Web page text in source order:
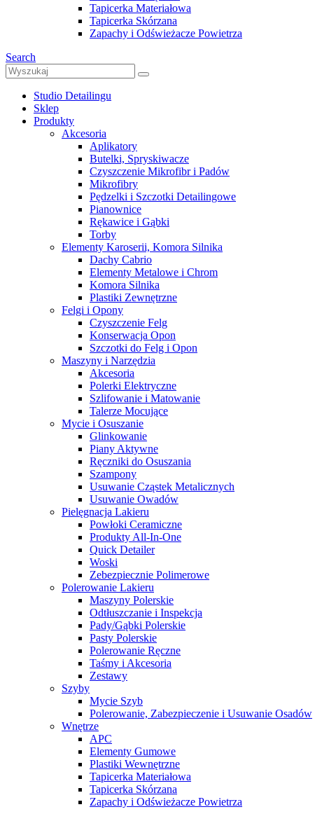
Tapicerka Materiałowa
Tapicerka Skórzana
Zapachy i Odświeżacze Powietrza
Search
Studio Detailingu
Sklep
Produkty
Akcesoria
Aplikatory
Butelki, Spryskiwacze
Czyszczenie Mikrofibr i Padów
Mikrofibry
Pędzelki i Szczotki Detailingowe
Pianownice
Rękawice i Gąbki
Torby
Elementy Karoserii, Komora Silnika
Dachy Cabrio
Elementy Metalowe i Chrom
Komora Silnika
Plastiki Zewnętrzne
Felgi i Opony
Czyszczenie Felg
Konserwacja Opon
Szczotki do Felg i Opon
Maszyny i Narzędzia
Akcesoria
Polerki Elektryczne
Szlifowanie i Matowanie
Talerze Mocujące
Mycie i Osuszanie
Glinkowanie
Piany Aktywne
Ręczniki do Osuszania
Szampony
Usuwanie Cząstek Metalicznych
Usuwanie Owadów
Pielęgnacja Lakieru
Powłoki Ceramiczne
Produkty All-In-One
Quick Detailer
Woski
Zebezpiecznie Polimerowe
Polerowanie Lakieru
Maszyny Polerskie
Odtłuszczanie i Inspekcja
Pady/Gąbki Polerskie
Pasty Polerskie
Polerowanie Ręczne
Taśmy i Akcesoria
Zestawy
Szyby
Mycie Szyb
Polerowanie, Zabezpieczenie i Usuwanie Osadów
Wnętrze
APC
Elementy Gumowe
Plastiki Wewnętrzne
Tapicerka Materiałowa
Tapicerka Skórzana
Zapachy i Odświeżacze Powietrza